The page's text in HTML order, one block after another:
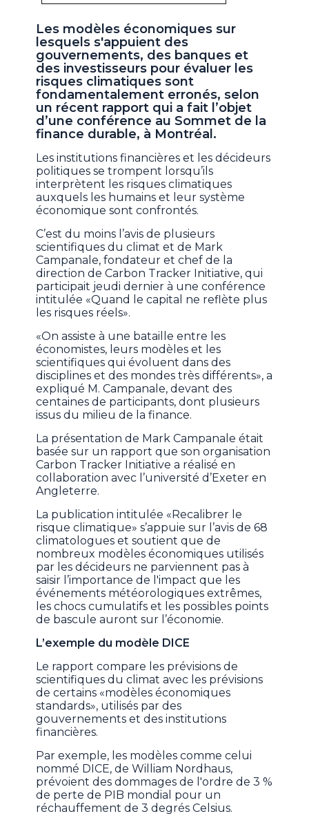
Les modèles économiques sur
lesquels s'appuient des
gouvernements, des banques et
des investisseurs pour évaluer les
risques climatiques sont
fondamentalement erronés, selon
un récent rapport qui a fait l’objet
d’une conférence au Sommet de la
finance durable, à Montréal.
Les institutions financières et les décideurs
politiques se trompent lorsqu’ils
interprètent les risques climatiques
auxquels les humains et leur système
économique sont confrontés.
C’est du moins l’avis de plusieurs
scientifiques du climat et de Mark
Campanale, fondateur et chef de la
direction de Carbon Tracker Initiative, qui
participait jeudi dernier à une conférence
intitulée «Quand le capital ne reflète plus
les risques réels».
«On assiste à une bataille entre les
économistes, leurs modèles et les
scientifiques qui évoluent dans des
disciplines et des mondes très différents», a
expliqué M. Campanale, devant des
centaines de participants, dont plusieurs
issus du milieu de la finance.
La présentation de Mark Campanale était
basée sur un rapport que son organisation
Carbon Tracker Initiative a réalisé en
collaboration avec l’université d’Exeter en
Angleterre.
La publication intitulée «Recalibrer le
risque climatique» s’appuie sur l’avis de 68
climatologues et soutient que de
nombreux modèles économiques utilisés
par les décideurs ne parviennent pas à
saisir l’importance de l'impact que les
événements météorologiques extrêmes,
les chocs cumulatifs et les possibles points
de bascule auront sur l’économie.
L’exemple du modèle DICE
Le rapport compare les prévisions de
scientifiques du climat avec les prévisions
de certains «modèles économiques
standards», utilisés par des
gouvernements et des institutions
financières.
Par exemple, les modèles comme celui
nommé DICE, de William Nordhaus,
prévoient des dommages de l'ordre de 3 %
de perte de PIB mondial pour un
réchauffement de 3 degrés Celsius.